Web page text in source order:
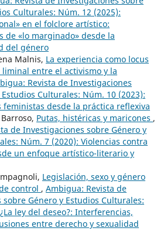
Culturales: Núm. 12 (2025):
en el folclore artístico:
de «lo marginado» desde la
del género
Malnis, La experiencia como locus
entre el activismo y la
Revista de Investigaciones
Culturales: Núm. 10 (2023):
feministas desde la práctica reflexiva
Putas, histéricas y maricones ,
de Investigaciones sobre Género y
Núm. 7 (2020): Violencias contra
un enfoque artístico-literario y
Legislación, sexo y género
control , Ambigua: Revista de
Género y Estudios Culturales:
ley del deseo?: Interferencias,
entre derecho y sexualidad